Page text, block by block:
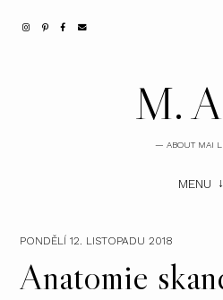
M.
— ABOUT MAI
MENU
PONDĚLÍ 12. LISTOPADU 2018
Anatomie